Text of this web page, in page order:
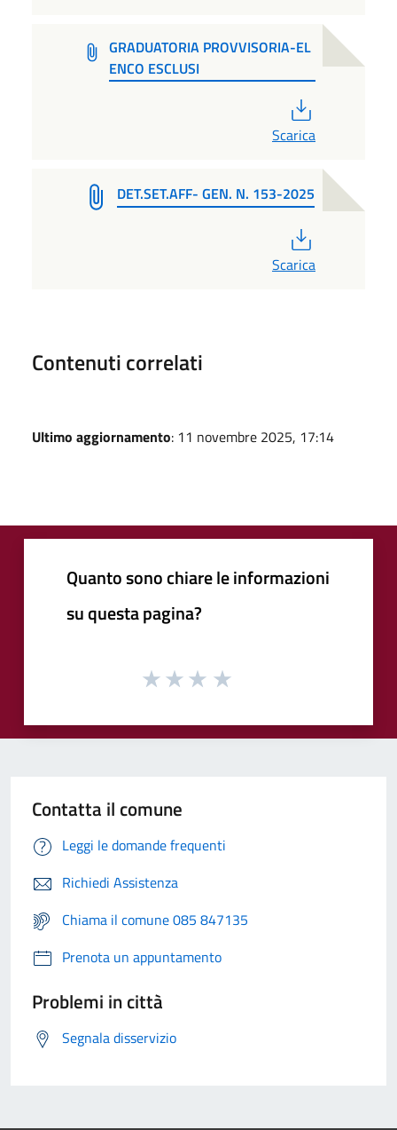
GRADUATORIA PROVVISORIA-EL
ENCO ESCLUSI
Scarica
DET.SET.AFF- GEN. N. 153-2025
Scarica
Contenuti correlati
Ultimo aggiornamento: 11 novembre 2025, 17:14
Quanto sono chiare le informazioni
su questa pagina?
Contatta il comune
Leggi le domande frequenti
Richiedi Assistenza
Chiama il comune 085 847135
Prenota un appuntamento
Problemi in città
Segnala disservizio